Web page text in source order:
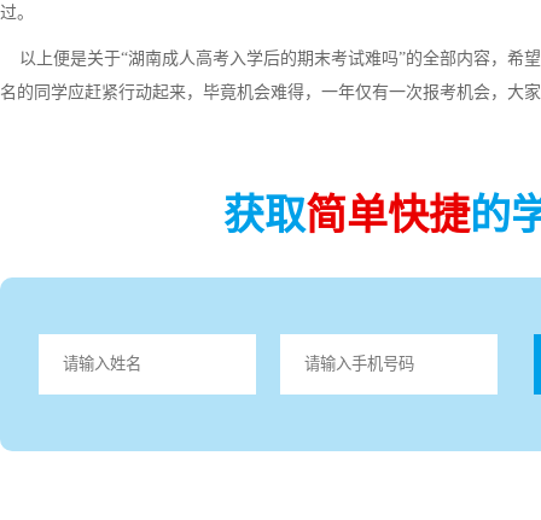
过。
以上便是关于“湖南成人高考入学后的期末考试难吗”的全部内容，希
名的同学应赶紧行动起来，毕竟机会难得，一年仅有一次报考机会，大
获取简单快捷的